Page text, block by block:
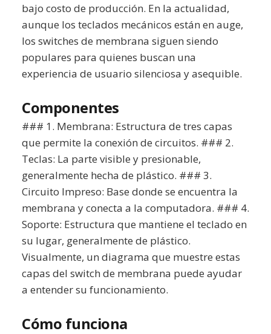
bajo costo de producción. En la actualidad,
aunque los teclados mecánicos están en auge,
los switches de membrana siguen siendo
populares para quienes buscan una
experiencia de usuario silenciosa y asequible.
Componentes
### 1. Membrana: Estructura de tres capas
que permite la conexión de circuitos. ### 2.
Teclas: La parte visible y presionable,
generalmente hecha de plástico. ### 3.
Circuito Impreso: Base donde se encuentra la
membrana y conecta a la computadora. ### 4.
Soporte: Estructura que mantiene el teclado en
su lugar, generalmente de plástico.
Visualmente, un diagrama que muestre estas
capas del switch de membrana puede ayudar
a entender su funcionamiento.
Cómo funciona